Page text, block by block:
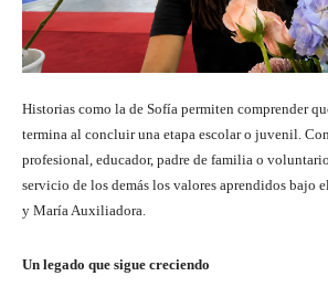
Historias como la de Sofía permiten comprender
termina al concluir una etapa escolar o juvenil.
profesional, educador, padre de familia o
servicio de los demás los valores aprendidos bajo
y María Auxiliadora.
Un legado que sigue creciendo